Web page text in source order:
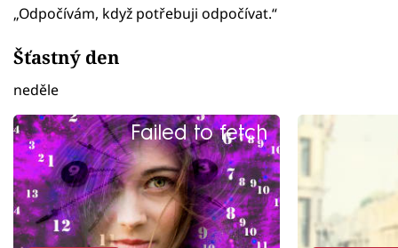
„Odpočívám, když potřebuji odpočívat.“
Šťastný den
neděle
Failed to fetch